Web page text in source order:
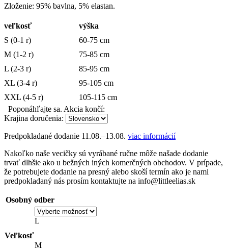
Zloženie: 95% bavlna, 5% elastan.
veľkosť
výška
S (0-1 r)
60-75 cm
M (1-2 r)
75-85 cm
L (2-3 r)
85-95 cm
XL (3-4 r)
95-105 cm
XXL (4-5 r)
105-115 cm
Poponáhľajte sa. Akcia končí:
Krajina doručenia:
Predpokladané dodanie 11.08.–13.08. viac informácií
Nakoľko naše vecičky sú vyrábané ručne môže našade dodanie
trvať dlhšie ako u bežných iných komerčných obchodov. V prípade,
že potrebujete dodanie na presný alebo skoší termín ako je nami
predpokladaný nás prosím kontaktujte na info@littleelias.sk
Osobný odber
Veľkosť
L
M